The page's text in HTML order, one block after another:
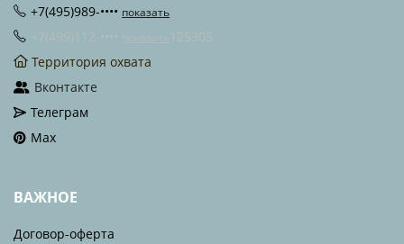
+7(495)989-•••• показать
+7(499)112-•••• показать 125305
Территория охвата
Вконтакте
Телеграм
Max
ВАЖНОЕ
Договор-оферта